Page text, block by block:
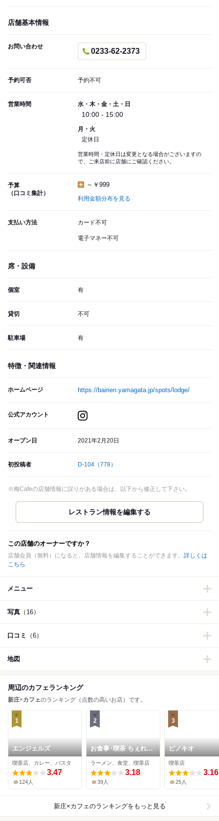
店舗基本情報
お問い合わせ
0233-62-2373
予約可否 予約不可
営業時間 水・木・金・土・日
10:00 - 15:00
月・火
定休日
営業時間・定休日は変更となる場合がございますの
で、ご来店前に店舗にご確認ください。
予算
（口コミ集計）
～￥999
利用金額分布を見る
支払い方法 カード不可
電子マネー不可
席・設備
個室 有
貸切 不可
駐車場 有
特徴・関連情報
ホームページ https://bairien.yamagata.jp/spots/lodge/
公式アカウント
オープン日 2021年2月20日
初投稿者 D-104 （778）
※梅Cafeの店舗情報に誤りがある場合は、以下から修正して下さい。
この店舗のオーナーですか？
店舗会員（無料）になると、店舗情報を編集することができます。 詳しくは
こちら
メニュー
写真 （16）
口コミ （6）
地図
周辺のカフェランキング
新庄×カフェのランキング（点数の高いお店）です。
1
エンジェルズ
喫茶店、カレー、パスタ
3.47
124人
2
お食事･喫茶 ちぇれん
こ
ラーメン、食堂、喫茶店
3.18
39人
3
ピノキオ
喫茶店
3.16
25人
新庄×カフェのランキングをもっと見る